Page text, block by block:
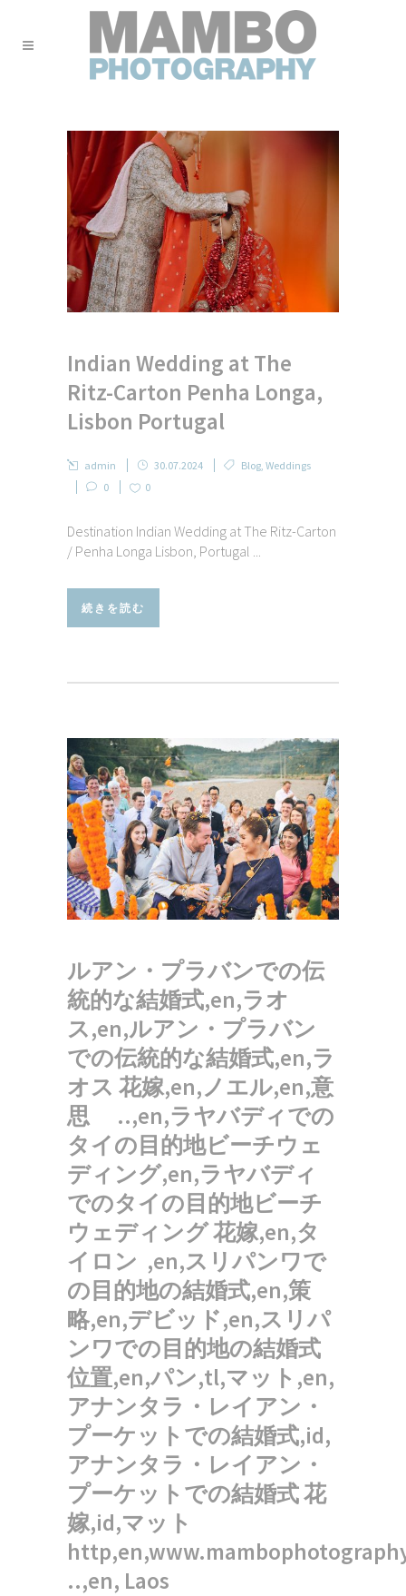
Indian Wedding at The
Ritz-Carton Penha Longa,
Lisbon Portugal
admin 30.07.2024 Blog Weddings
0
0
Destination Indian Wedding at The Ritz-Carton
/ Penha Longa Lisbon, Portugal ...
続きを読む
ルアン・プラバンでの伝
統的な結婚式,en,ラオ
ス,en,ルアン・プラバン
での伝統的な結婚式,en,ラ
オス 花嫁,en,ノエル,en,意
思 ..,en,ラヤバディでの
タイの目的地ビーチウェ
ディング,en,ラヤバディ
でのタイの目的地ビーチ
ウェディング 花嫁,en,タ
イロン ,en,スリパンワで
の目的地の結婚式,en,策
略,en,デビッド,en,スリパ
ンワでの目的地の結婚式
位置,en,パン,tl,マット,en,
アナンタラ・レイアン・
プーケットでの結婚式,id,
アナンタラ・レイアン・
プーケットでの結婚式 花
嫁,id,マット
..,en, Laos